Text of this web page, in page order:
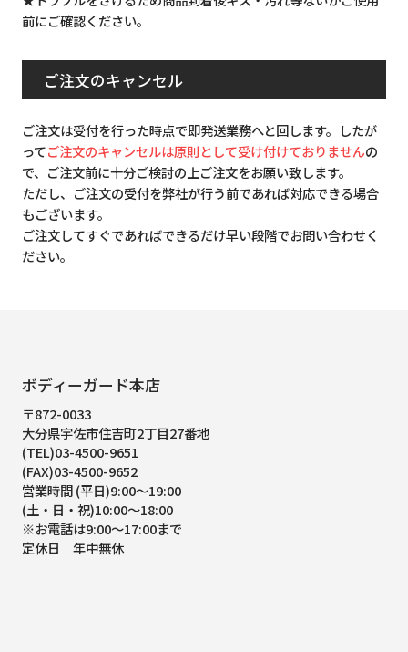
前にご確認ください。
ご注文のキャンセル
ご注文は受付を行った時点で即発送業務へと回します。したが
ってご注文のキャンセルは原則として受け付けておりませんの
で、ご注文前に十分ご検討の上ご注文をお願い致します。
ただし、ご注文の受付を弊社が行う前であれば対応できる場合
もございます。
ご注文してすぐであればできるだけ早い段階でお問い合わせく
ださい。
ボディーガード本店
〒872-0033
大分県宇佐市住吉町2丁目27番地
(TEL)03-4500-9651
(FAX)03-4500-9652
営業時間 (平日)9:00～19:00
(土・日・祝)10:00～18:00
※お電話は9:00～17:00まで
定休日 年中無休